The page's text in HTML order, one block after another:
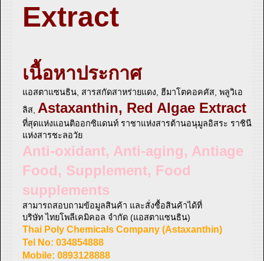
Extract
เนื้อหาประกาศ
แอสตาแซนธิน, สารสกัดสาหร่ายแดง, ฮีมาโตคอคคัส, พลูวิเอ
ลิส, Astaxanthin, Red Algae Extract
ที่สุดแห่งแอนติออกซิแดนท์ ราชาแห่งสารต้านอนุมูลอิสระ ราชินี
แห่งสารชะลอวัย
Anti-oxidant, Anti-aging, Antiage
Food, Supplement, Food
supplements
สามารถสอบถามข้อมูลสินค้า และสั่งซื้อสินค้าได้ที่
บริษัท ไทยโพลีเคมิคอล จำกัด (แอสตาแซนธิน)
Thai Poly Chemicals Company (Astaxanthin)
Tel No: 034854888
Mobile: 0893128888